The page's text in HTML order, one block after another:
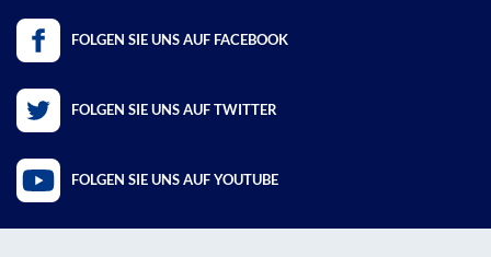
FOLGEN SIE UNS AUF FACEBOOK
FOLGEN SIE UNS AUF TWITTER
FOLGEN SIE UNS AUF YOUTUBE